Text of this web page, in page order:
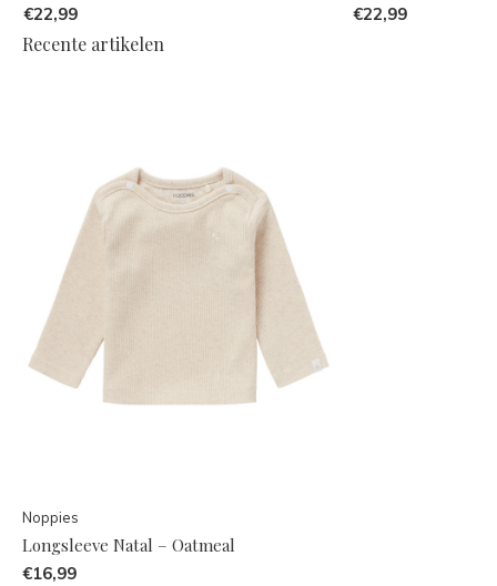
€22,99 €22,99
Recente artikelen
Noppies
Longsleeve Natal – Oatmeal
€16,99